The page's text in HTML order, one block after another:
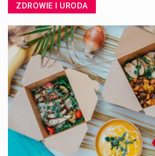
ZDROWIE I URODA